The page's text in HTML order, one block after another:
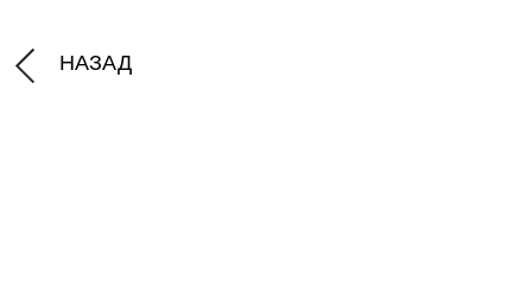
НАЗАД